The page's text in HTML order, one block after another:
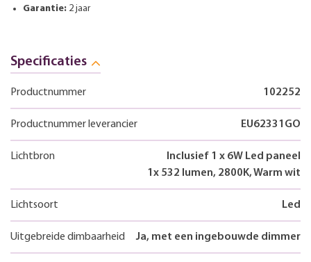
Garantie: 2 jaar
Specificaties
Productnummer 102252
Productnummer leverancier EU62331GO
Lichtbron
Inclusief 1 x 6W Led paneel
1x 532 lumen, 2800K, Warm wit
Lichtsoort Led
Uitgebreide dimbaarheid Ja, met een ingebouwde dimmer